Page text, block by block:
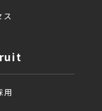
ス
用